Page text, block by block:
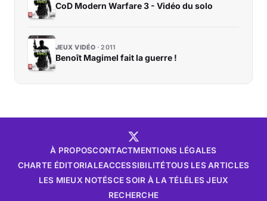
CoD Modern Warfare 3 - Vidéo du solo
JEUX VIDÉO 2011
Benoît Magimel fait la guerre !
À PROPOSCONTACTMENTIONS LÉGALES
CHARTE ÉDITORIALEACCESSIBILITÉTOUS LES ARTICLES
LES MIEUX NOTÉSCE SOIR À LA TÉLÉLES JEUX
RECHERCHE